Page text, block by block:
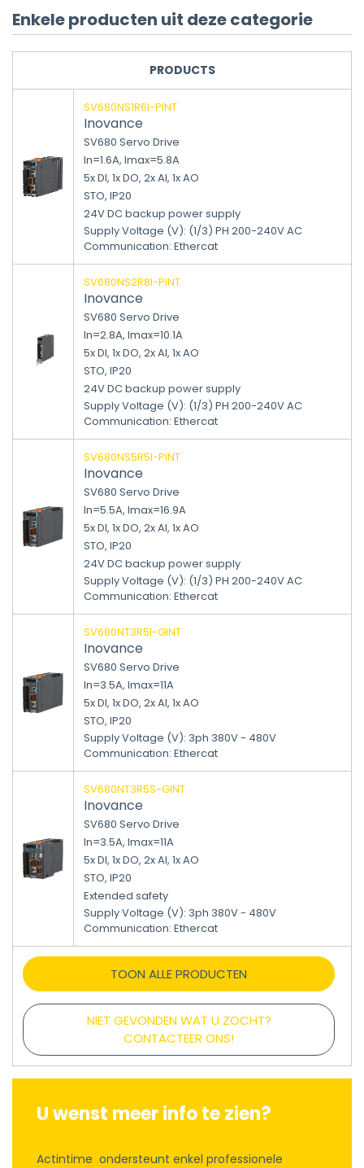
Enkele producten uit deze categorie
PRODUCTS
SV680NS1R6I-PINT
Inovance
SV680 Servo Drive
In=1.6A, Imax=5.8A
5x DI, 1x DO, 2x AI, 1x AO
STO, IP20
24V DC backup power supply
Supply Voltage (V): (1/3) PH 200-240V AC
Communication: Ethercat
SV680NS2R8I-PINT
Inovance
SV680 Servo Drive
In=2.8A, Imax=10.1A
5x DI, 1x DO, 2x AI, 1x AO
STO, IP20
24V DC backup power supply
Supply Voltage (V): (1/3) PH 200-240V AC
Communication: Ethercat
SV680NS5R5I-PINT
Inovance
SV680 Servo Drive
In=5.5A, Imax=16.9A
5x DI, 1x DO, 2x AI, 1x AO
STO, IP20
24V DC backup power supply
Supply Voltage (V): (1/3) PH 200-240V AC
Communication: Ethercat
SV680NT3R5I-GINT
Inovance
SV680 Servo Drive
In=3.5A, Imax=11A
5x DI, 1x DO, 2x AI, 1x AO
STO, IP20
Supply Voltage (V): 3ph 380V - 480V
Communication: Ethercat
SV680NT3R5S-GINT
Inovance
SV680 Servo Drive
In=3.5A, Imax=11A
5x DI, 1x DO, 2x AI, 1x AO
STO, IP20
Extended safety
Supply Voltage (V): 3ph 380V - 480V
Communication: Ethercat
TOON ALLE PRODUCTEN
NIET GEVONDEN WAT U ZOCHT?
CONTACTEER ONS!
U wenst meer info te zien?
Actintime ondersteunt enkel professionele